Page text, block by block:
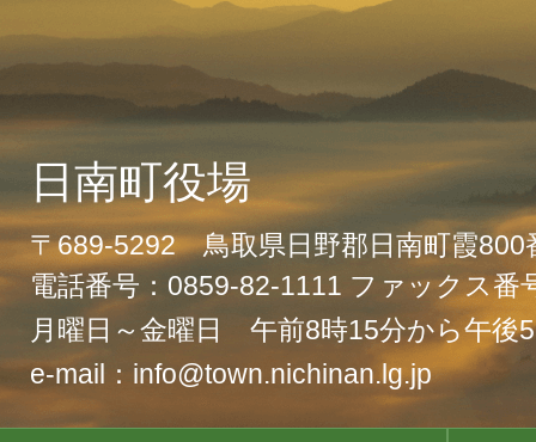
日南町役場
〒689-5292 鳥取県日野郡日南町霞800
電話番号：0859-82-1111 ファックス番
月曜日～金曜日 午前8時15分から午後
e-mail：info@town.nichinan.lg.jp